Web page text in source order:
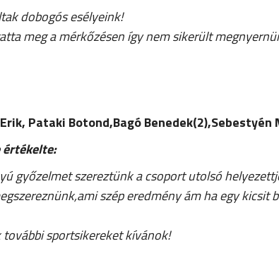
dobogós esélyeink!
meg a mérkőzésen így nem sikerült
Pataki Botond,Bagó Benedek(2),Sebestyén
értékelte:
győzelmet szereztünk a csoport utolsó
szép eredmény ám ha egy
sportsikereket kívánok!